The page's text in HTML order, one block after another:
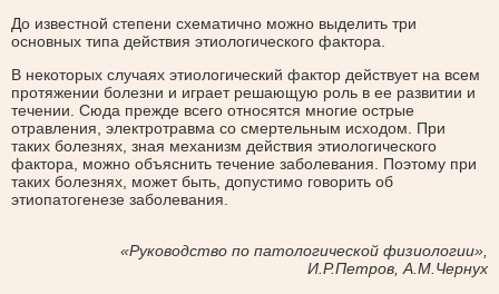
До известной степени схематично можно выделить три
основных типа действия этиологического фактора.
В некоторых случаях этиологический фактор действует на всем
протяжении болезни и играет решающую роль в ее развитии и
течении. Сюда прежде всего относятся многие острые
отравления, электротравма со смертельным исходом. При
таких болезнях, зная механизм действия этиологического
фактора, можно объяснить течение заболевания. Поэтому при
таких болезнях, может быть, допустимо говорить об
этиопатогенезе заболевания.
«Руководство по патологической физиологии»,
И.Р.Петров, А.М.Чернух